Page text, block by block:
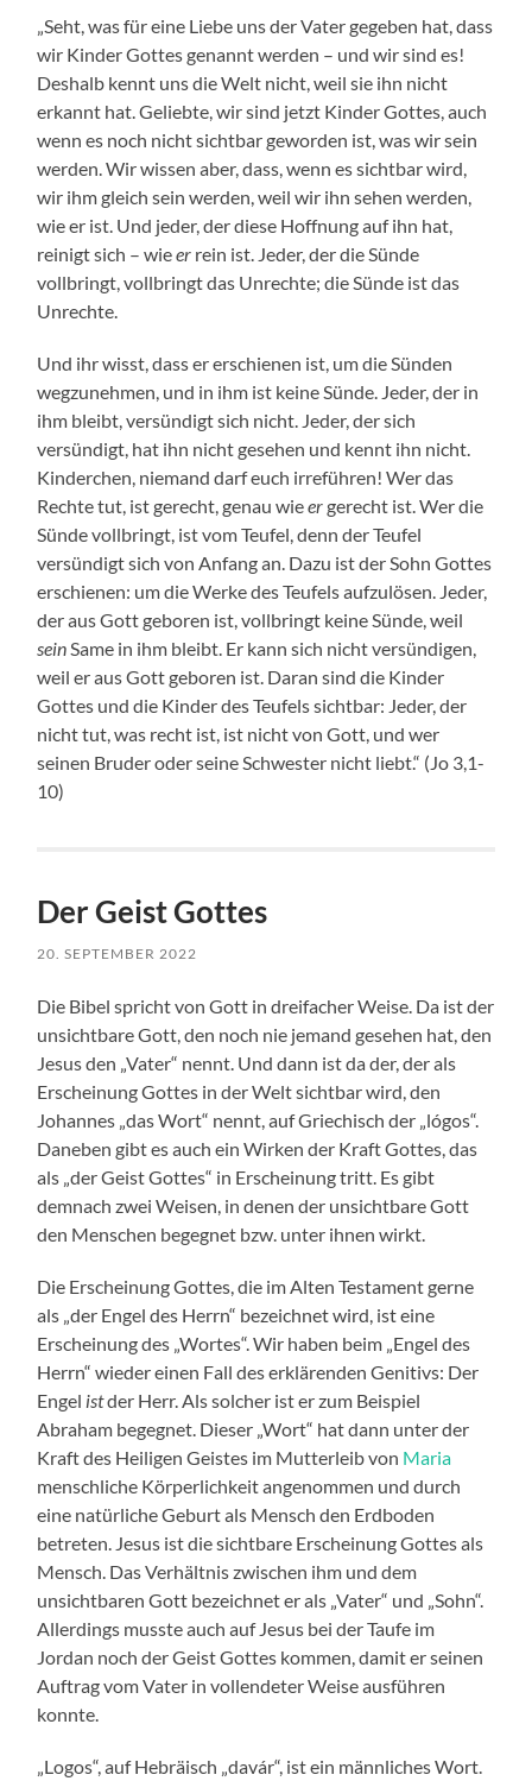
„Seht, was für eine Liebe uns der Vater gegeben hat, dass
wir Kinder Gottes genannt werden – und wir sind es!
Deshalb kennt uns die Welt nicht, weil sie ihn nicht
erkannt hat. Geliebte, wir sind jetzt Kinder Gottes, auch
wenn es noch nicht sichtbar geworden ist, was wir sein
werden. Wir wissen aber, dass, wenn es sichtbar wird,
wir ihm gleich sein werden, weil wir ihn sehen werden,
wie er ist. Und jeder, der diese Hoffnung auf ihn hat,
reinigt sich – wieer rein ist. Jeder, der die Sünde
vollbringt, vollbringt das Unrechte; die Sünde ist das
Unrechte.
Und ihr wisst, dass er erschienen ist, um die Sünden
wegzunehmen, und in ihm ist keine Sünde. Jeder, der in
ihm bleibt, versündigt sich nicht. Jeder, der sich
versündigt, hat ihn nicht gesehen und kennt ihn nicht.
Kinderchen, niemand darf euch irreführen! Wer das
Rechte tut, ist gerecht, genau wieergerecht ist. Wer die
Sünde vollbringt, ist vom Teufel, denn der Teufel
versündigt sich von Anfang an. Dazu ist der Sohn Gottes
erschienen: um die Werke des Teufels aufzulösen. Jeder,
der aus Gott geboren ist, vollbringt keine Sünde, weil
seinSame in ihm bleibt. Er kann sich nicht versündigen,
weil er aus Gott geboren ist. Daran sind die Kinder
Gottes und die Kinder des Teufels sichtbar: Jeder, der
nicht tut, was recht ist, ist nicht von Gott, und wer
seinen Bruder oder seine Schwester nicht liebt.“ (Jo 3,1-
10)
Der Geist Gottes
20. SEPTEMBER 2022
Die Bibel spricht von Gott in dreifacher Weise. Da ist der
unsichtbare Gott, den noch nie jemand gesehen hat, den
Jesus den „Vater“ nennt. Und dann ist da der, der als
Erscheinung Gottes in der Welt sichtbar wird, den
Johannes „das Wort“ nennt, auf Griechisch der „lógos“.
Daneben gibt es auch ein Wirken der Kraft Gottes, das
als „der Geist Gottes“ in Erscheinung tritt. Es gibt
demnach zwei Weisen, in denen der unsichtbare Gott
den Menschen begegnet bzw. unter ihnen wirkt.
Die Erscheinung Gottes, die im Alten Testament gerne
als „der Engel des Herrn“ bezeichnet wird, ist eine
Erscheinung des „Wortes“. Wir haben beim „Engel des
Herrn“ wieder einen Fall des erklärenden Genitivs: Der
Engel istder Herr. Als solcher ist er zum Beispiel
Abraham begegnet. Dieser „Wort“ hat dann unter der
Kraft des Heiligen Geistes im Mutterleib von Maria
menschliche Körperlichkeit angenommen und durch
eine natürliche Geburt als Mensch den Erdboden
betreten. Jesus ist die sichtbare Erscheinung Gottes als
Mensch. Das Verhältnis zwischen ihm und dem
unsichtbaren Gott bezeichnet er als „Vater“ und „Sohn“.
Allerdings musste auch auf Jesus bei der Taufe im
Jordan noch der Geist Gottes kommen, damit er seinen
Auftrag vom Vater in vollendeter Weise ausführen
konnte.
„Logos“, auf Hebräisch „davár“, ist ein männliches Wort.